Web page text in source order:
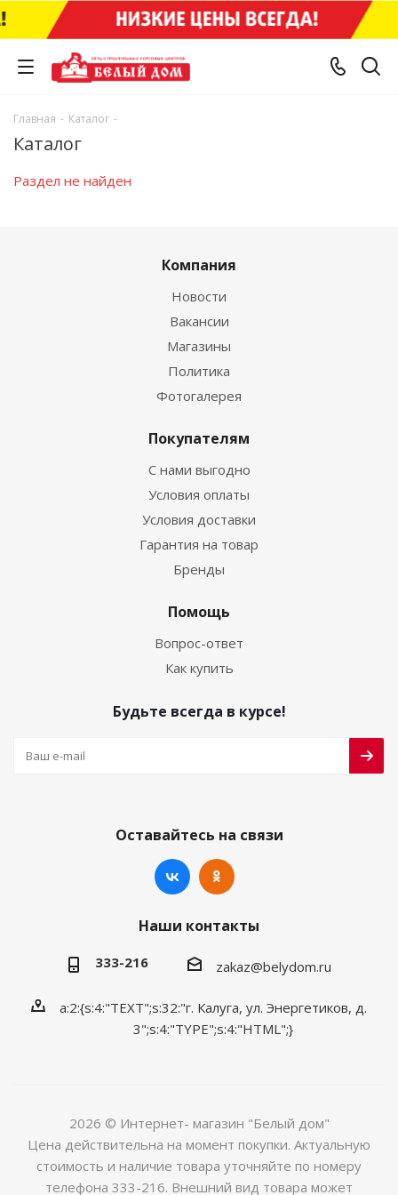
Главная - Каталог -
Каталог
Раздел не найден
Компания
Новости
Вакансии
Магазины
Политика
Фотогалерея
Покупателям
С нами выгодно
Условия оплаты
Условия доставки
Гарантия на товар
Бренды
Помощь
Вопрос-ответ
Как купить
Будьте всегда в курсе!
Оставайтесь на связи
Наши контакты
333-216 zakaz@belydom.ru
a:2:{s:4:"TEXT";s:32:"г. Калуга, ул. Энергетиков, д.
3";s:4:"TYPE";s:4:"HTML";}
2026 © Интернет- магазин "Белый дом"
Цена действительна на момент покупки. Актуальную
стоимость и наличие товара уточняйте по номеру
телефона 333-216. Внешний вид товара может